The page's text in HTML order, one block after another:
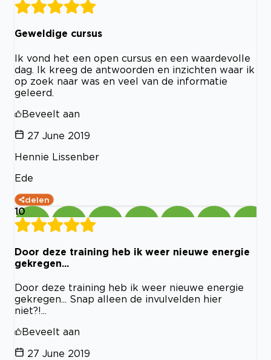
Geweldige cursus
Ik vond het een open cursus en een waardevolle
dag. Ik kreeg de antwoorden en inzichten waar ik
op zoek naar was en veel van de informatie
geleerd.
Beveelt aan
27 June 2019
Hennie Lissenber
Ede
delen
10
Door deze training heb ik weer nieuwe energie
gekregen...
Door deze training heb ik weer nieuwe energie
gekregen... Snap alleen de invulvelden hier
niet?!...
Beveelt aan
27 June 2019